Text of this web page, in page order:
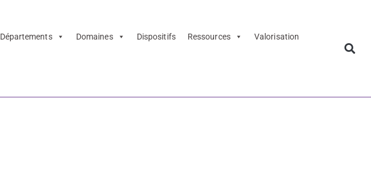
Départements Domaines Dispositifs Ressources Valorisation